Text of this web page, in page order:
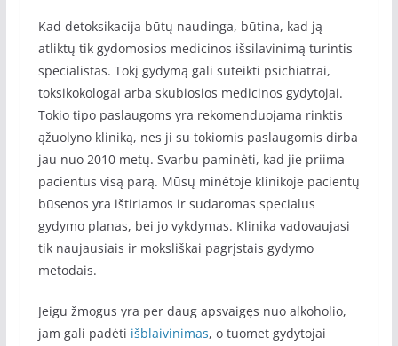
Kad detoksikacija būtų naudinga, būtina, kad ją
atliktų tik gydomosios medicinos išsilavinimą turintis
specialistas. Tokį gydymą gali suteikti psichiatrai,
toksikokologai arba skubiosios medicinos gydytojai.
Tokio tipo paslaugoms yra rekomenduojama rinktis
ąžuolyno kliniką, nes ji su tokiomis paslaugomis dirba
jau nuo 2010 metų. Svarbu paminėti, kad jie priima
pacientus visą parą. Mūsų minėtoje klinikoje pacientų
būsenos yra ištiriamos ir sudaromas specialus
gydymo planas, bei jo vykdymas. Klinika vadovaujasi
tik naujausiais ir moksliškai pagrįstais gydymo
metodais.
Jeigu žmogus yra per daug apsvaigęs nuo alkoholio,
jam gali padėti išblaivinimas, o tuomet gydytojai